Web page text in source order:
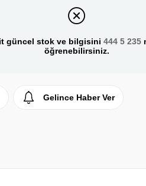
güncel stok ve bilgisini 444 5 235
öğrenebilirsiniz.
Gelince Haber Ver